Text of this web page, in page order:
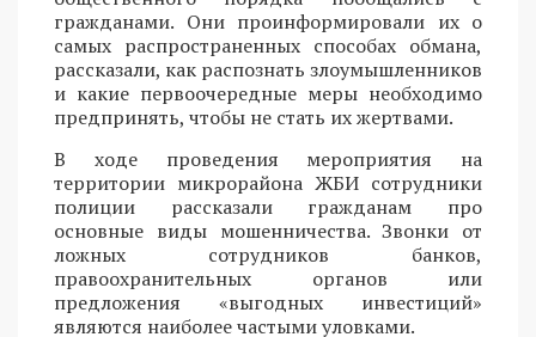
гражданами. Они проинформировали их о
самых распространенных способах обмана,
рассказали, как распознать злоумышленников
и какие первоочередные меры необходимо
предпринять, чтобы не стать их жертвами.
В ходе проведения мероприятия на
территории микрорайона ЖБИ сотрудники
полиции рассказали гражданам про
основные виды мошенничества. Звонки от
ложных сотрудников банков,
правоохранительных органов или
предложения «выгодных инвестиций»
являются наиболее частыми уловками.